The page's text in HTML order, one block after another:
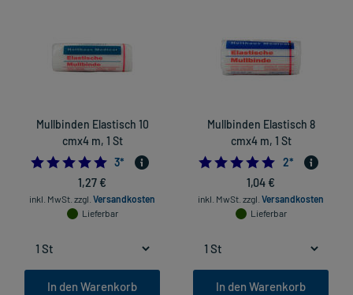
Mullbinden Elastisch 10
cmx4 m, 1 St
5.0
3*
1,27 €
inkl. MwSt. zzgl. Versandkosten
Lieferbar
In den Warenkorb
Mullbinden Elastisch 8
cmx4 m, 1 St
5.0
2*
1,04 €
inkl. MwSt. zzgl. Versandkosten
Lieferbar
In den Warenkorb